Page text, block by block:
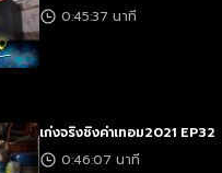
0:45:37 นาที
เก่งจริงชิงค่าเทอม2021 EP32
0:46:07 นาที